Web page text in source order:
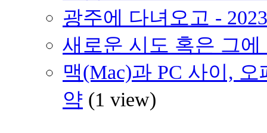
광주에 다녀오고 -
새로운 시도 혹은 그에
맥(Mac)과 PC 사이,
약 (1 view)